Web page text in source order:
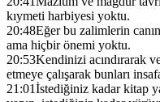
kıymeti harbiyesi yoktu.
20:48Eğer bu zalimlerin
ama hiçbir önemi yoktu.
20:53Kendinizi acındırarak
etmeye çalışarak bunları
21:01İstediğiniz kadar kitap